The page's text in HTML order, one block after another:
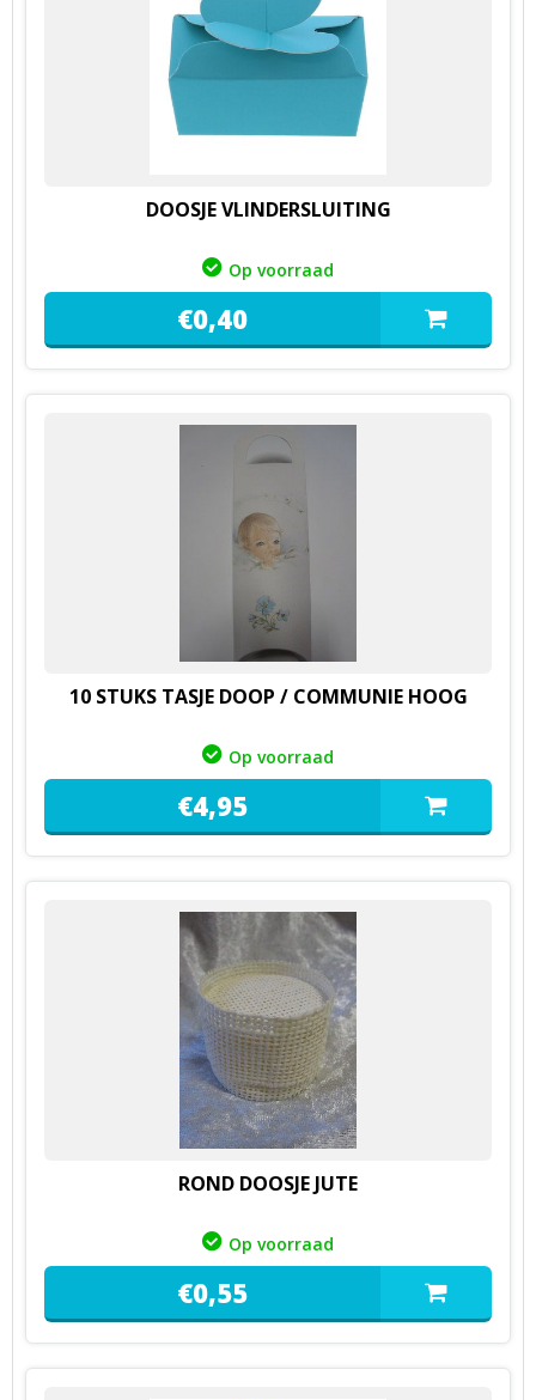
DOOSJE VLINDERSLUITING
Op voorraad
€0,40
10 STUKS TASJE DOOP / COMMUNIE HOOG
Op voorraad
€4,95
ROND DOOSJE JUTE
Op voorraad
€0,55